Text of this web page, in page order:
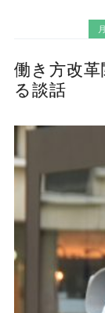
働き方改
る談話